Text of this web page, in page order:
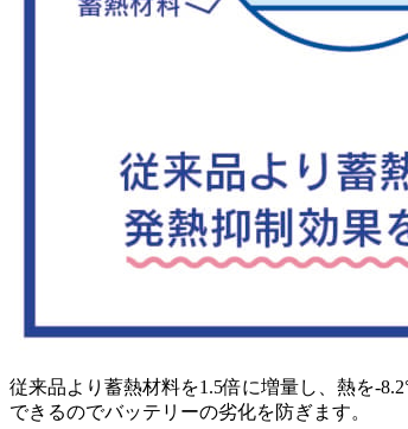
従来品より蓄熱材料を1.5倍に増量し、熱を-
できるのでバッテリーの劣化を防ぎます。